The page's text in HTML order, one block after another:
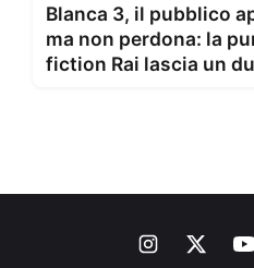
Blanca 3, il pubblico
ma non perdona: la
fiction Rai lascia un